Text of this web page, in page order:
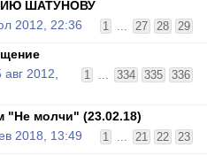
ШАТУНОВУ
1 ... 27 28 29
2012, 22:36
1 ... 334 335 336
авг 2012,
"Не молчи" (23.02.18)
1 ... 21 22 23
2018, 13:49